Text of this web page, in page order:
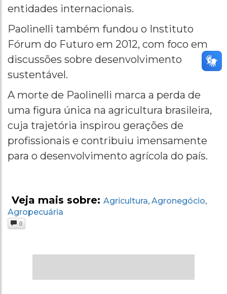
entidades internacionais.
Paolinelli também fundou o Instituto
Fórum do Futuro em 2012, com foco em
discussões sobre desenvolvimento
sustentável.
A morte de Paolinelli marca a perda de
uma figura única na agricultura brasileira,
cuja trajetória inspirou gerações de
profissionais e contribuiu imensamente
para o desenvolvimento agrícola do país​.
Veja mais sobre: Agricultura, Agronegócio,
Agropecuária
0